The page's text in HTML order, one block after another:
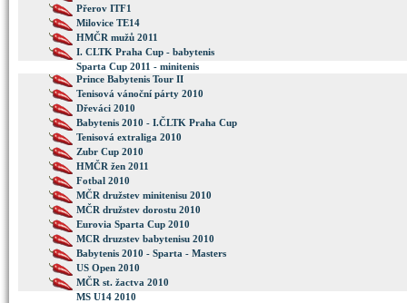
Přerov ITF1
Milovice TE14
HMČR mužů 2011
I. CLTK Praha Cup - babytenis
Sparta Cup 2011 - minitenis
Prince Babytenis Tour II
Tenisová vánoční párty 2010
Dřeváci 2010
Babytenis 2010 - I.ČLTK Praha Cup
Tenisová extraliga 2010
Zubr Cup 2010
HMČR žen 2011
Fotbal 2010
MČR družstev minitenisu 2010
MČR družstev dorostu 2010
Eurovia Sparta Cup 2010
MCR druzstev babytenisu 2010
Babytenis 2010 - Sparta - Masters
US Open 2010
MČR st. žactva 2010
MS U14 2010